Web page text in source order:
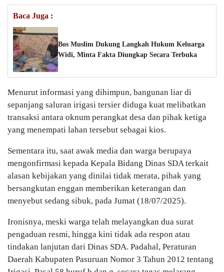
Baca Juga :
Bos Muslim Dukung Langkah Hukum Keluarga
Widi, Minta Fakta Diungkap Secara Terbuka
Menurut informasi yang dihimpun, bangunan liar di
sepanjang saluran irigasi tersier diduga kuat melibatkan
transaksi antara oknum perangkat desa dan pihak ketiga
yang menempati lahan tersebut sebagai kios.
Sementara itu, saat awak media dan warga berupaya
mengonfirmasi kepada Kepala Bidang Dinas SDA terkait
alasan kebijakan yang dinilai tidak merata, pihak yang
bersangkutan enggan memberikan keterangan dan
menyebut sedang sibuk, pada Jumat (18/07/2025).
Ironisnya, meski warga telah melayangkan dua surat
pengaduan resmi, hingga kini tidak ada respon atau
tindakan lanjutan dari Dinas SDA. Padahal, Peraturan
Daerah Kabupaten Pasuruan Nomor 3 Tahun 2012 tentang